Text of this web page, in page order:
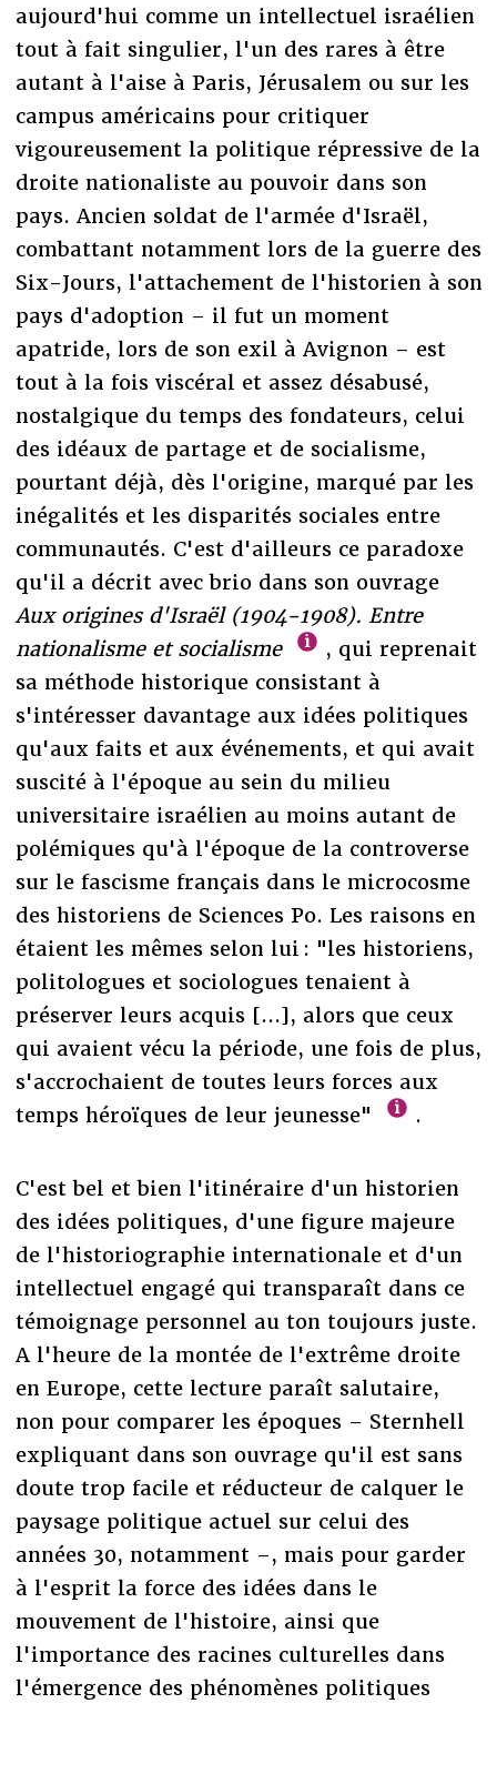
aujourd'hui comme un intellectuel israélien
tout à fait singulier, l'un des rares à être
autant à l'aise à Paris, Jérusalem ou sur les
campus américains pour critiquer
vigoureusement la politique répressive de la
droite nationaliste au pouvoir dans son
pays. Ancien soldat de l'armée d'Israël,
combattant notamment lors de la guerre des
Six-Jours, l'attachement de l'historien à son
pays d'adoption – il fut un moment
apatride, lors de son exil à Avignon – est
tout à la fois viscéral et assez désabusé,
nostalgique du temps des fondateurs, celui
des idéaux de partage et de socialisme,
pourtant déjà, dès l'origine, marqué par les
inégalités et les disparités sociales entre
communautés. C'est d'ailleurs ce paradoxe
qu'il a décrit avec brio dans son ouvrage
Aux origines d'Israël (1904-1908). Entre
nationalisme et socialisme
, qui reprenait
sa méthode historique consistant à
s'intéresser davantage aux idées politiques
qu'aux faits et aux événements, et qui avait
suscité à l'époque au sein du milieu
universitaire israélien au moins autant de
polémiques qu'à l'époque de la controverse
sur le fascisme français dans le microcosme
des historiens de Sciences Po. Les raisons en
étaient les mêmes selon lui : "les historiens,
politologues et sociologues tenaient à
préserver leurs acquis [...], alors que ceux
qui avaient vécu la période, une fois de plus,
s'accrochaient de toutes leurs forces aux
temps héroïques de leur jeunesse"
.
C'est bel et bien l'itinéraire d'un historien
des idées politiques, d'une figure majeure
de l'historiographie internationale et d'un
intellectuel engagé qui transparaît dans ce
témoignage personnel au ton toujours juste.
A l'heure de la montée de l'extrême droite
en Europe, cette lecture paraît salutaire,
non pour comparer les époques – Sternhell
expliquant dans son ouvrage qu'il est sans
doute trop facile et réducteur de calquer le
paysage politique actuel sur celui des
années 30, notamment –, mais pour garder
à l'esprit la force des idées dans le
mouvement de l'histoire, ainsi que
l'importance des racines culturelles dans
l'émergence des phénomènes politiques